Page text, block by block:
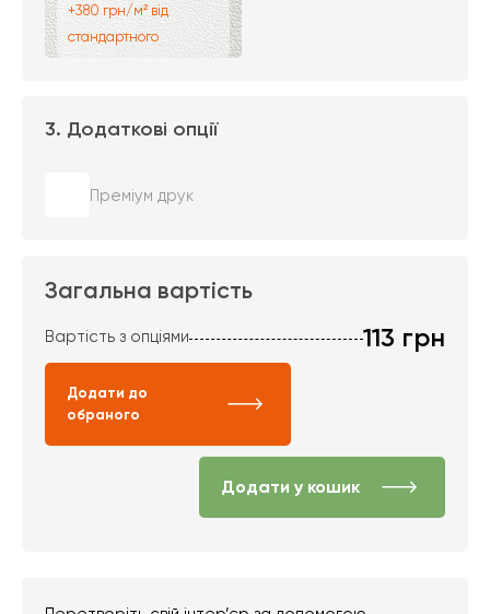
+380 грн/м² від
стандартного
3. Додаткові опції
Преміум друк
Загальна вартість
Вартість з опціями 113 грн
Додати до
обраного
Додати у кошик